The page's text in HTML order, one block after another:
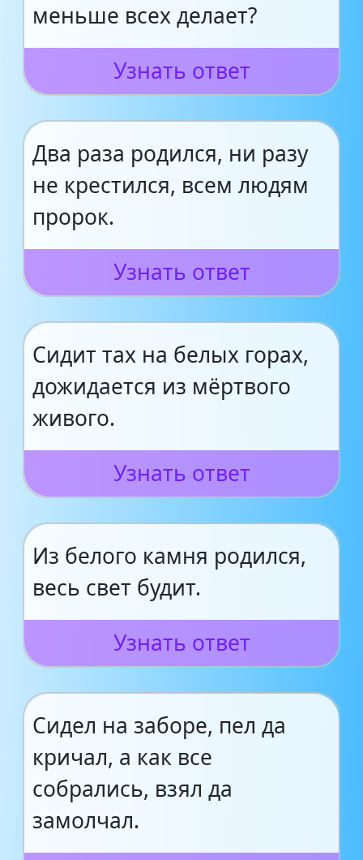
меньше всех делает?
Узнать ответ
Два раза родился, ни разу
не крестился, всем людям
пророк.
Узнать ответ
Сидит тах на белых горах,
дожидается из мёртвого
живого.
Узнать ответ
Из белого камня родился,
весь свет будит.
Узнать ответ
Сидел на заборе, пел да
кричал, а как все
собрались, взял да
замолчал.